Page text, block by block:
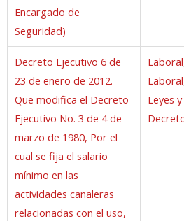
Encargado de
Seguridad)
Decreto Ejecutivo 6 de
23 de enero de 2012.
Que modifica el Decreto
Ejecutivo No. 3 de 4 de
marzo de 1980, Por el
cual se fija el salario
mínimo en las
actividades canaleras
relacionadas con el uso,
Laboral
Laboral
Leyes y